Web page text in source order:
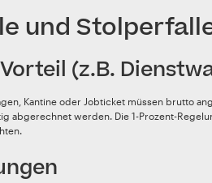
und
(z.B.
Kantine oder Jobticket müssen brutto
abgerechnet werden. Die 1-Prozent-